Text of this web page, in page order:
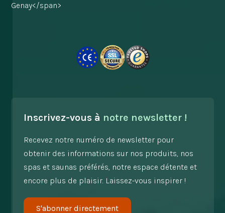
Genay</span>
Inscrivez-vous à notre newsletter !
Recevez notre numéro de newsletter pour
obtenir des informations sur nos produits, nos
spas et saunas préférés, notre espace détente et
encore plus de plaisir. Laissez-vous inspirer !
S'abonner directement